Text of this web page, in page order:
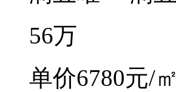
56万
单价6780元/㎡